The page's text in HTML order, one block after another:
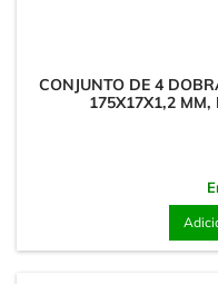
CONJUNTO DE 4
175X17X1,2 MM,